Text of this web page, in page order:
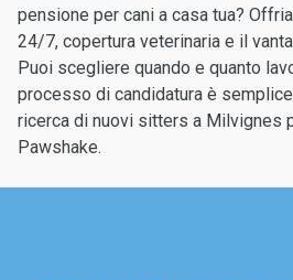
pensione per cani a casa tua?
24/7, copertura veterinaria e il
Puoi scegliere quando e quanto
processo di candidatura è
ricerca di nuovi sitters a Milvignes
Pawshake.